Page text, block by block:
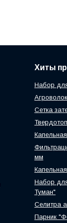
Хиты
Набор
Сетка
мм
Набор
Туман"
Селитра
Парник